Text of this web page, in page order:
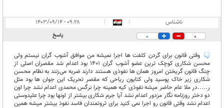
ناشناس |
|
۰۹:۲۸ - ۱۴۰۳/۰۹/۱۴
0
0 پاسخ
وقتی قانون برای گردن کلفت ها اجرا نمیشه من موافق آشوب گران نیستم ولی
محسن شکاری کوچک ترین عضو آشوب گران ۱۴۰۱ بود اعدام شد مقصران اصلی از
چنگ قانون گریختن امروز همان ها نفوذی هستند دارند ضربه می‌زنند به نظام محسن
شکاری زیر خاک پوسید ولی کتایون ریاحی که مقصر تحریک این جوان ها بود مثل
ر.....در ملا عام حاضر میشه نفوذی کیه همینه چرا نرگس محمدی اعدام نشد چرا اون
دو دختر روزنامه نگار مزدور اعدام نشد آیا جرم شکاری بیشتر از اونها بود چرا علیدوستی
اعدام نشد وقتی قانون رو اجرا نمی کنید برای ثروتمندان فاسد نفوذ بیشتر میشه همین